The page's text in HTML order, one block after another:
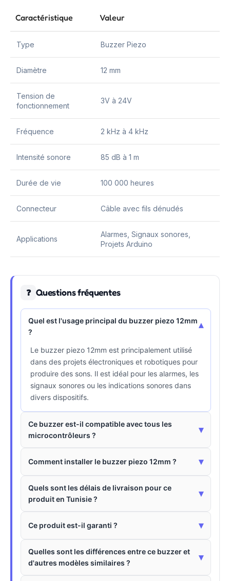
Caractéristique Valeur
Type Buzzer Piezo
Diamètre 12 mm
Tension de
fonctionnement
3V à 24V
Fréquence 2 kHz à 4 kHz
Intensité sonore 85 dB à 1 m
Durée de vie 100 000 heures
Connecteur Câble avec fils dénudés
Applications
Alarmes, Signaux sonores,
Projets Arduino
❓ Questions fréquentes
Quel est l'usage principal du buzzer piezo 12mm
?
▾
Le buzzer piezo 12mm est principalement utilisé
dans des projets électroniques et robotiques pour
produire des sons. Il est idéal pour les alarmes, les
signaux sonores ou les indications sonores dans
divers dispositifs.
Ce buzzer est-il compatible avec tous les
microcontrôleurs ?
▾
Comment installer le buzzer piezo 12mm ? ▾
Quels sont les délais de livraison pour ce
produit en Tunisie ?
▾
Ce produit est-il garanti ? ▾
Quelles sont les différences entre ce buzzer et
d'autres modèles similaires ?
▾